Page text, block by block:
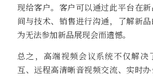
现给客户。客户可以通过此平台在
间与技术、销售进行沟通，了解新
为无法参加新品展现会而遗憾。
总之，高端视频会议系统不仅解决
互、远程高清晰音视频交流、实时办